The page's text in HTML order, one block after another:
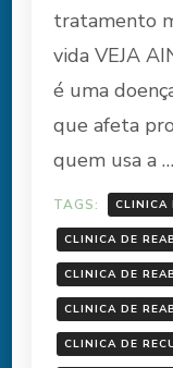
tratamento
vida VEJA
é uma
que afeta
quem usa a …
TAGS: CLINICA
CLINICA DE
CLINICA DE
CLINICA DE
CLINICA DE